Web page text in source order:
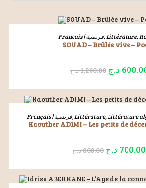
LIRE LA SUITE
Français | فرنسية,Littérature,
SOUAD – Brûlée vive –
1,200.00د.ج د.ج
AJOUTER AU PANIER Français | فرنسية,Littérature,Littérature
Kaouther ADIMI – Les petits de
800.00د.ج 700.00 د.ج